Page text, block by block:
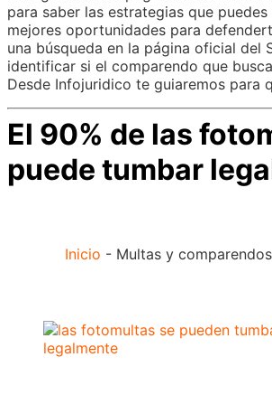
para saber las estrategias que
mejores oportunidades para
una búsqueda en la página oficial del
identificar si el comparendo que
Desde Infojuridico te guiaremos para
El 90% de las
puede tumbar
Inicio - Multas y comparendos